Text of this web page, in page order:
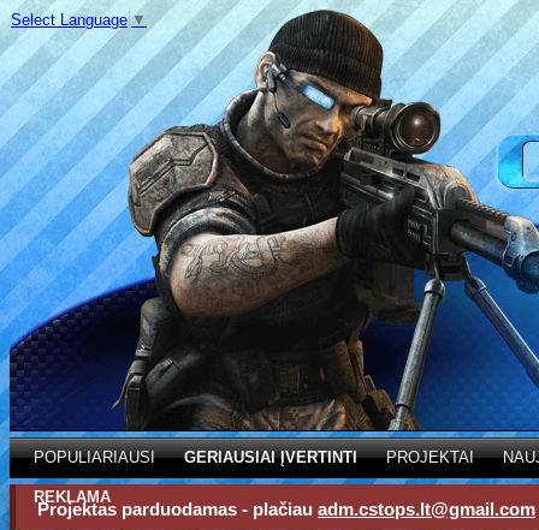
Select Language ▼
POPULIARIAUSI GERIAUSIAI ĮVERTINTI PROJEKTAI
REKLAMA
Projektas parduodamas - plačiau adm.cstops.lt@gmail.com